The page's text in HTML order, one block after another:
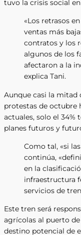
tuvo la crisis social
«Los retrasos
ventas más
contratos y los
algunos de los
afectaron a la
explica Tani.
Aunque casi la mitad
protestas de octubre
actuales, solo el 34%
planes futuros y
Como tal, «si
continúa,
en la
infraestructura
servicios de
Este tren será
agrícolas al puerto
destino potencial de